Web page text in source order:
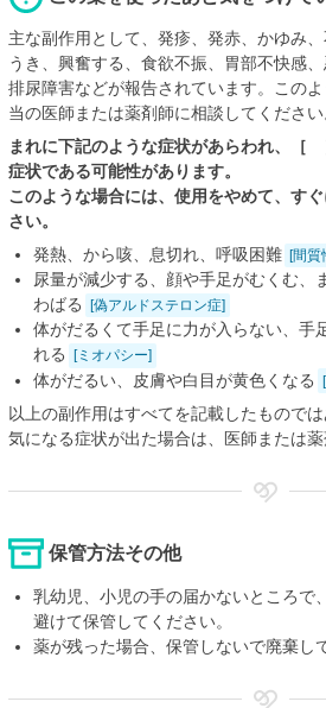
主な副作用として、発疹、発赤、かゆみ
うき、興奮する、食欲不振、胃部不快感
排尿障害などが報告されています。この
当の医師または薬剤師に相談してください
まれに下記のような症状があらわれ、［
症状である可能性があります。
このような場合には、使用をやめて、す
さい。
発熱、から咳、息切れ、呼吸困難 [間質
尿量が減少する、顔や手足がむくむ、
わばる
[偽アルドステロン症]
体がだるくて手足に力が入らない、手
れる
[ミオパシー]
体がだるい、皮膚や白目が黄色くなる
以上の副作用はすべてを記載したもので
気になる症状が出た場合は、医師または薬
保管方法その他
乳幼児、小児の手の届かないところで
避けて保管してください。
薬が残った場合、保管しないで廃棄し